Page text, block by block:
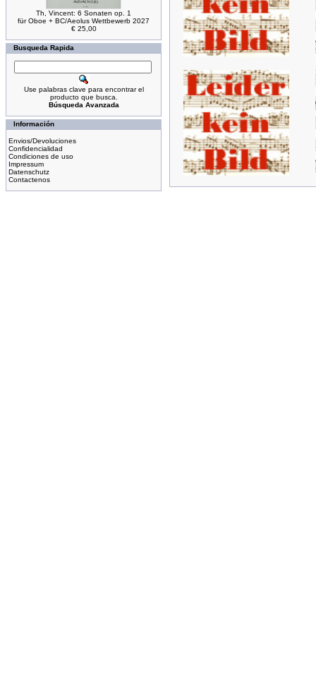
Th, Vincent: 6 Sonaten op. 1
für Oboe + BC/Aeolus Wettbewerb 2027
€ 25,00
Busqueda Rapida
Use palabras clave para encontrar el
producto que busca.
Búsqueda Avanzada
Información
Envios/Devoluciones
Confidencialidad
Condiciones de uso
Impressum
Datenschutz
Contactenos